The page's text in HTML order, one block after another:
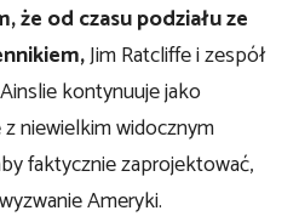
że od czasu podziału ze
Jim Ratcliffe i zespół
kontynuuje jako
niewielkim widocznym
faktycznie zaprojektować,
Ameryki.